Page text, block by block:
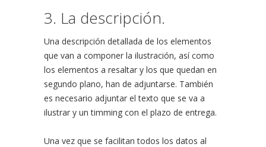
3. La descripción.
Una descripción detallada de los elementos
que van a componer la ilustración, así como
los elementos a resaltar y los que quedan en
segundo plano, han de adjuntarse. También
es necesario adjuntar el texto que se va a
ilustrar y un timming con el plazo de entrega.
Una vez que se facilitan todos los datos al